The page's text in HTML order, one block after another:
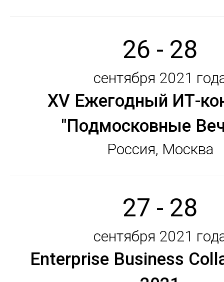
26 - 28
сентября 2021
XV Ежегодный ИТ-
"Подмосковные
Россия, Москва
27 - 28
сентября 2021
Enterprise Business